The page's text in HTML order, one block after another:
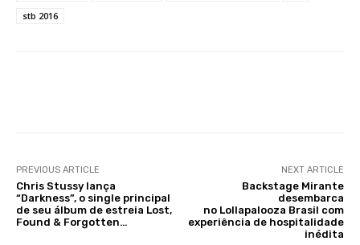
stb 2016
PREVIOUS ARTICLE
Chris Stussy lança
“Darkness”, o single principal
de seu álbum de estreia Lost,
Found & Forgotten…
NEXT ARTICLE
Backstage Mirante
desembarca
no Lollapalooza Brasil com
experiência de hospitalidade
inédita